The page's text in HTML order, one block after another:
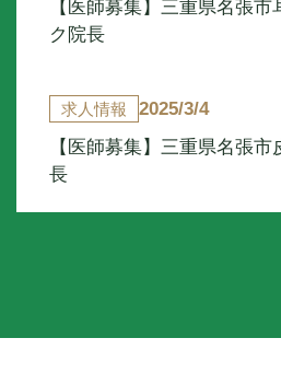
【医師募集】三重県名張
ク院長
求人情報
2025/3/4
【医師募集】三重県名張
長